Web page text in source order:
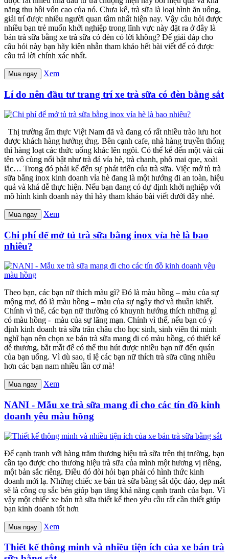
năng thu hồi vốn cao của nó. Chưa kể, trà sữa là loại hình ăn uống,
giải trí được nhiều người quan tâm nhất hiện nay. Vậy câu hỏi được
nhiều bạn trẻ muốn khởi nghiệp trong lĩnh vực này đặt ra ở đây là
bán trà sữa bằng xe trà sữa có đèn có lời không? Để giải đáp cho
câu hỏi này bạn hãy kiên nhẫn tham khảo hết bài viết để có được
câu trả lời chính xác nhất.
Mua ngay Xem
Lí do nên đầu tư trang trí xe trà sữa có đèn bằng sắt
Thị trường ẩm thực Việt Nam đã và đang có rất nhiều trào lưu hot
được khách hàng hưởng ứng. Bên cạnh cafe, nhà hàng truyền thống
thì hàng loạt các thức uống khác lên ngôi. Có thể kể đến một vài cái
tên vô cùng nổi bật như trà đá vỉa hè, trà chanh, phô mai que, xoài
lắc… Trong đó phải kể đến sự phát triển của trà sữa. Việc mở tủ trà
sữa bằng inox kinh doanh vỉa hè đang là một hướng đi an toàn, hiệu
quả và khá dễ thực hiện. Nếu bạn đang có dự định khởi nghiệp với
mô hình kinh doanh này thì hãy tham khảo bài viết dưới đây nhé.
Mua ngay Xem
Chi phí để mở tủ trà sữa bằng inox vỉa hè là bao
nhiêu?
Theo bạn, các bạn nữ thích màu gì? Đó là màu hồng – màu của sự
mộng mơ, đó là màu hồng – màu của sự ngây thơ và thuần khiết.
Chính vì thế, các bạn nữ thường có khuynh hướng thích những gì
có màu hồng - màu của sự lãng mạn. Chính vì thế, nếu bạn có ý
định kinh doanh trà sữa trân châu cho học sinh, sinh viên thì mình
nghĩ bạn nên chọn xe bán trà sữa mang đi có màu hồng, có thiết kế
dễ thương, bắt mắt để có thể thu hút được nhiều bạn nữ đến quán
của bạn uống. Vì dù sao, tỉ lệ các bạn nữ thích trà sữa cũng nhiều
hơn các bạn nam nhiều lần cơ mà!
Mua ngay Xem
NANI - Mẫu xe trà sữa mang đi cho các tín đồ kinh
doanh yêu màu hồng
Để cạnh tranh với hàng trăm thương hiệu trà sữa trên thị trường, bạn
cần tạo được cho thương hiệu trà sữa của mình một hương vị riêng,
một bản sắc riêng. Điều đó đòi hỏi bạn phải có hình thức kinh
doanh mới lạ. Những chiếc xe bán trà sữa bằng sắt độc đáo, đẹp mắt
sẽ là công cụ sắc bén giúp bạn tăng khả năng cạnh tranh của bạn. Vì
vậy một chiếc xe bán trà sữa thiết kế theo yêu cầu rất cần thiết giúp
bạn kinh doanh tốt hơn
Mua ngay Xem
Thiết kế thông minh và nhiều tiện ích của xe bán trà